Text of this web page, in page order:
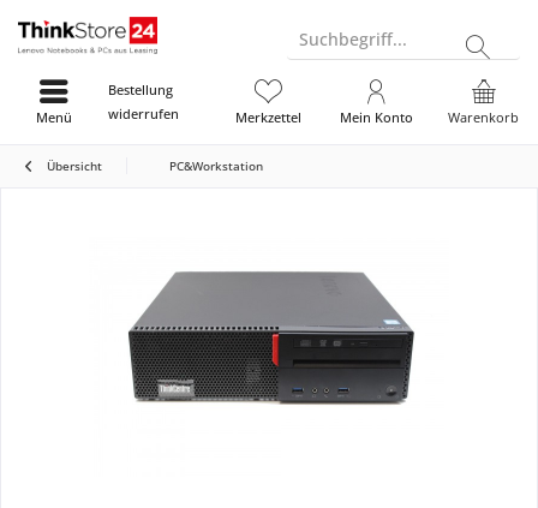
Suchbegriff...
Bestellung
widerrufen
Warenkorb
Merkzettel Mein Konto
Menü
Übersicht PC&Workstation